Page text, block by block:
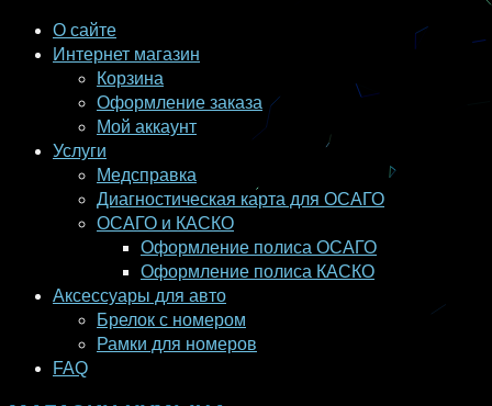
О сайте
Интернет магазин
Корзина
Оформление заказа
Мой аккаунт
Услуги
Медсправка
Диагностическая карта для ОСАГО
ОСАГО и КАСКО
Оформление полиса ОСАГО
Оформление полиса КАСКО
Аксессуары для авто
Брелок с номером
Рамки для номеров
FAQ